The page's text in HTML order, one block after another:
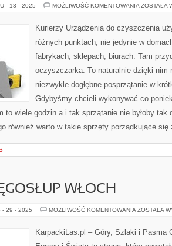
- 13 - 2025 MOŻLIWOŚĆ KOMENTOWANIA ZOSTAŁA
Kurierzy Urządzenia do czyszczenia
różnych punktach, nie jedynie w
fabrykach, sklepach, biurach. Tam
oczyszczarka. To naturalnie dzięki nim
niezwykle dogłębne posprzątanie w
Gdybyśmy chcieli wykonywać co
to wiele godzin a i tak sprzątanie nie byłoby tak
również warto w takie sprzęty porządkujące
WŁOCH
- 29 - 2025 MOŻLIWOŚĆ KOMENTOWANIA APENINY
WŁOCH
ZOSTAŁA
KarpackiLas.pl – Góry, Szlaki i Pasma